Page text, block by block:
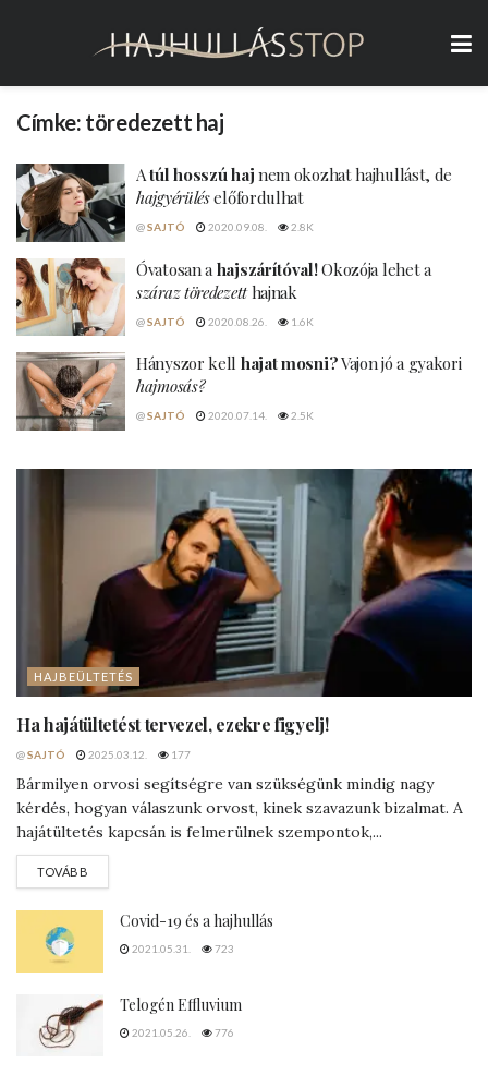
Címke: töredezett haj
Atúl hosszú haj nem okozhat hajhullást, de
hajgyérüléselőfordulhat
@SAJTÓ 2020.09.08. 2.8K
Óvatosan a hajszárítóval!Okozója lehet a
száraz töredezetthajnak
@SAJTÓ 2020.08.26. 1.6K
Hányszor kell hajat mosni?Vajon jó a gyakori
hajmosás?
@SAJTÓ 2020.07.14. 2.5K
HAJBEÜLTETÉS
Ha hajátültetést tervezel, ezekre figyelj!
@SAJTÓ 2025.03.12. 177
Bármilyen orvosi segítségre van szükségünk mindig nagy
kérdés, hogyan válaszunk orvost, kinek szavazunk bizalmat. A
hajátültetés kapcsán is felmerülnek szempontok,...
TOVÁBB
Covid-19 és a hajhullás
2021.05.31. 723
Telogén Effluvium
2021.05.26. 776